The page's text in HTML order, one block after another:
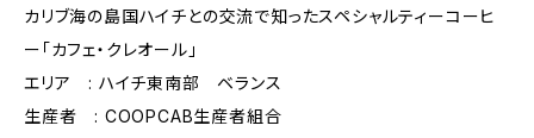
カリブ海の島国ハイチとの交流で知ったスペシャルティーコーヒ
ー「カフェ・クレオール」
エリア : ハイチ東南部 ベランス
生産者 : COOPCAB生産者組合